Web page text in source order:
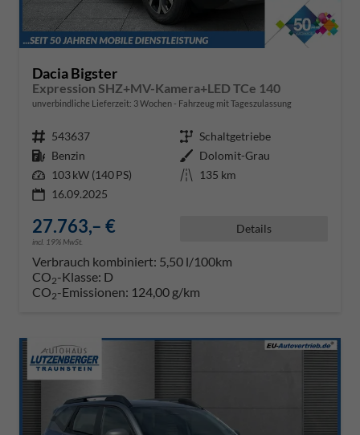
Dacia Bigster
Expression SHZ+MV-Kamera+LED TCe 140
unverbindliche Lieferzeit: 3 Wochen Fahrzeug mit Tageszulassung
Fahrzeugnr. 543637 Getriebe Schaltgetriebe
Kraftstoff Benzin Außenfarbe Dolomit-Grau
Leistung 103 kW (140 PS) Kilometerstand 135 km
16.09.2025
27.763,– €
incl. 19% MwSt.
Details
Verbrauch kombiniert: 5,50 l/100km
CO2-Klasse: D
CO2-Emissionen: 124,00 g/km